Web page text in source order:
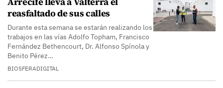
reasfaltado de sus calles
Durante esta semana se estarán realizando los
trabajos en las vías Adolfo Topham, Francisco
Fernández Bethencourt, Dr. Alfonso Spínola y
Benito Pérez…
BIOSFERADIGITAL